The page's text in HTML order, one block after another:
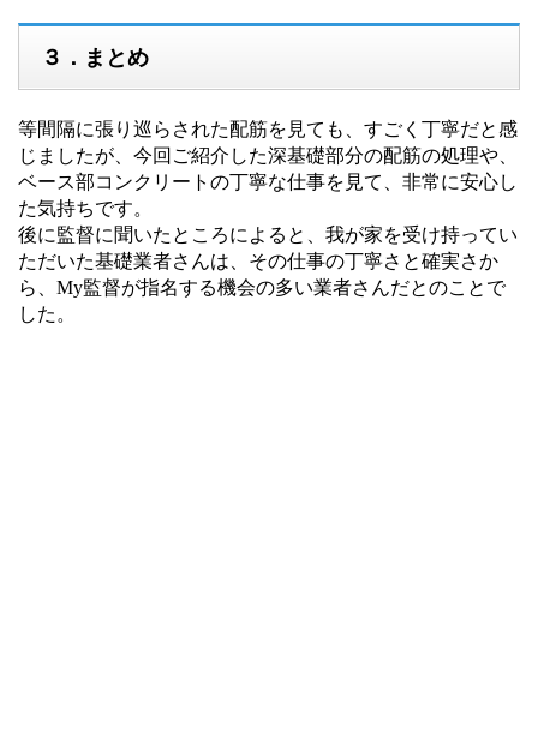
３．まとめ
等間隔に張り巡らされた配筋を見ても、すごく丁寧だと感
じましたが、今回ご紹介した深基礎部分の配筋の処理や、
ベース部コンクリートの丁寧な仕事を見て、非常に安心し
た気持ちです。
後に監督に聞いたところによると、我が家を受け持ってい
ただいた基礎業者さんは、その仕事の丁寧さと確実さか
ら、My監督が指名する機会の多い業者さんだとのことで
した。